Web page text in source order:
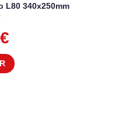
L80 340x250mm
€